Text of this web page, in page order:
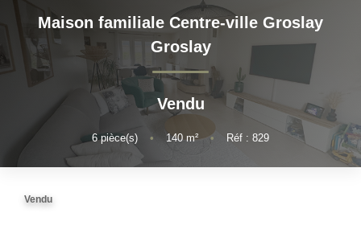
ESTIMER
L'AGENCE
Nos Engagements
Maison familiale Centre-ville Groslay
Groslay
Vendu
6pièce(s) • 140m² • Réf : 829
Vendu